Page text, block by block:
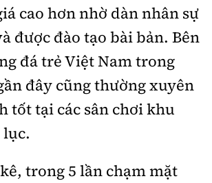
cao hơn nhờ dàn nhân sự
được đào tạo bài bản. Bên
đá trẻ Việt Nam trong
đây cũng thường xuyên
tốt tại các sân chơi khu
lục.
trong 5 lần chạm mặt